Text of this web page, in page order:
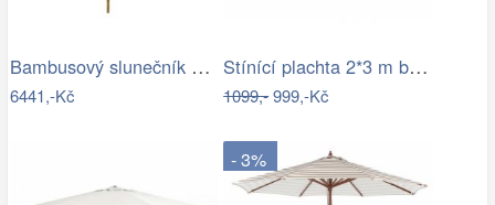
Bambusový slunečník se střechou z listů…
6441,-Kč
Stínící plachta 2*3 m bordó
1099,-999,-Kč
- 3%